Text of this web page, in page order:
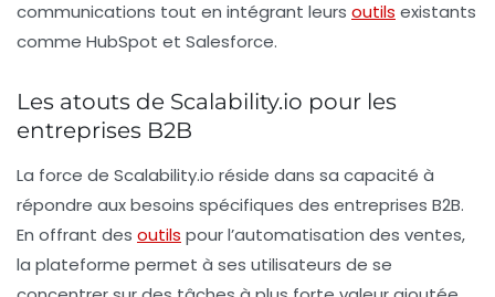
communications tout en intégrant leurs outils existants
comme HubSpot et Salesforce.
Les atouts de Scalability.io pour les
entreprises B2B
La force de Scalability.io réside dans sa capacité à
répondre aux besoins spécifiques des entreprises B2B.
En offrant des outils pour l’automatisation des ventes,
la plateforme permet à ses utilisateurs de se